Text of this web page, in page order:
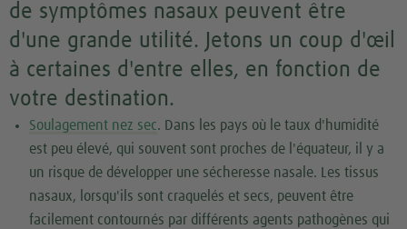
de symptômes nasaux peuvent être
d'une grande utilité. Jetons un coup d'œil
à certaines d'entre elles, en fonction de
votre destination.
Soulagement nez sec. Dans les pays où le taux d'humidité
est peu élevé, qui souvent sont proches de l'équateur, il y a
un risque de développer une sécheresse nasale. Les tissus
nasaux, lorsqu'ils sont craquelés et secs, peuvent être
facilement contournés par différents agents pathogènes qui